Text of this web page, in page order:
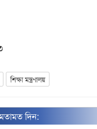
শিক্ষা মন্ত্রণালয়
দিন: